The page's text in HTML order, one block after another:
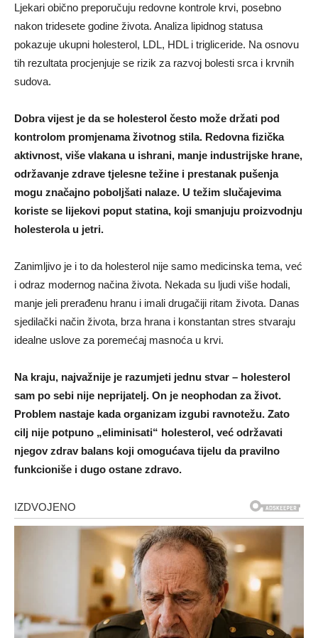
Ljekari obično preporučuju redovne kontrole krvi, posebno
nakon tridesete godine života. Analiza lipidnog statusa
pokazuje ukupni holesterol, LDL, HDL i trigliceride. Na osnovu
tih rezultata procjenjuje se rizik za razvoj bolesti srca i krvnih
sudova.
Dobra vijest je da se holesterol često može držati pod
kontrolom promjenama životnog stila. Redovna fizička
aktivnost, više vlakana u ishrani, manje industrijske hrane,
održavanje zdrave tjelesne težine i prestanak pušenja
mogu značajno poboljšati nalaze. U težim slučajevima
koriste se lijekovi poput statina, koji smanjuju proizvodnju
holesterola u jetri.
Zanimljivo je i to da holesterol nije samo medicinska tema, već
i odraz modernog načina života. Nekada su ljudi više hodali,
manje jeli prerađenu hranu i imali drugačiji ritam života. Danas
sjedilački način života, brza hrana i konstantan stres stvaraju
idealne uslove za poremećaj masnoća u krvi.
Na kraju, najvažnije je razumjeti jednu stvar – holesterol
sam po sebi nije neprijatelj. On je neophodan za život.
Problem nastaje kada organizam izgubi ravnotežu. Zato
cilj nije potpuno „eliminisati“ holesterol, već održavati
njegov zdrav balans koji omogućava tijelu da pravilno
funkcioniše i dugo ostane zdravo.